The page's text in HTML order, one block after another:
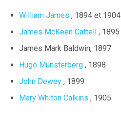
William James , 1894 et 1904
James McKeen Cattell , 1895
James Mark Baldwin, 1897
Hugo Munsterberg , 1898
John Dewey , 1899
Mary Whiton Calkins , 1905